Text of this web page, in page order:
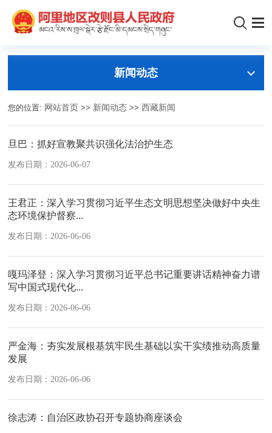
新闻动态
您的位置: 网站首页 >> 新闻动态 >> 西藏新闻
旦巴：抓好宣教聚共识强化法治护生态
发布日期：2026-06-07
王君正：深入学习贯彻习近平生态文明思想坚决做好中央生
态环境保护督察...
发布日期：2026-06-06
嘎玛泽登：深入学习贯彻习近平总书记重要讲话精神奋力谱
写中国式现代化...
发布日期：2026-06-06
严金海：夯实发展根基筑牢民生基础以实干实绩推动高质量
发展
发布日期：2026-06-06
徐志涛：自治区政协召开专题协商座谈会